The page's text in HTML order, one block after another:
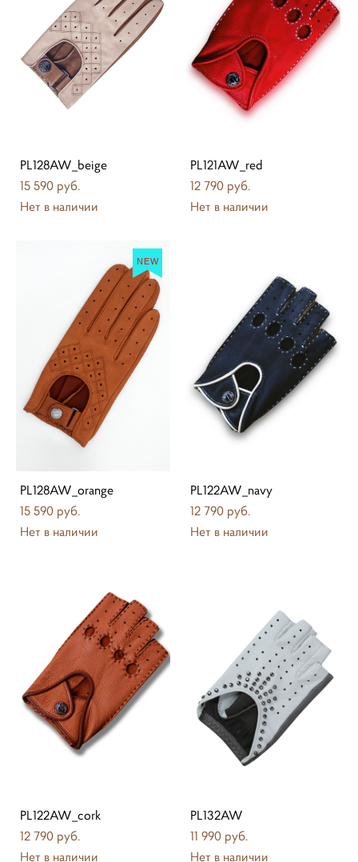
PL128AW_beige
15 590 pуб.
Нет в наличии
PL121AW_red
12 790 pуб.
Нет в наличии
NEW
PL128AW_orange
15 590 pуб.
Нет в наличии
PL122AW_navy
12 790 pуб.
Нет в наличии
PL122AW_cork
12 790 pуб.
Нет в наличии
PL132AW
11 990 pуб.
Нет в наличии